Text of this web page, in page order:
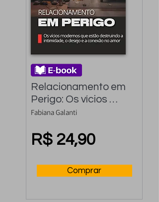
Relacionamento em
Perigo: Os vícios
modernos que estão
e a conexão no amor
Fabiana Galanti
R$ 24,90
Comprar